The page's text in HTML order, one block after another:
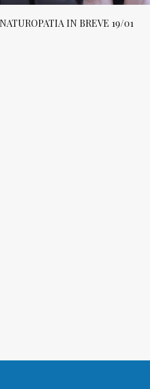
NATUROPATIA IN BREVE 19/01